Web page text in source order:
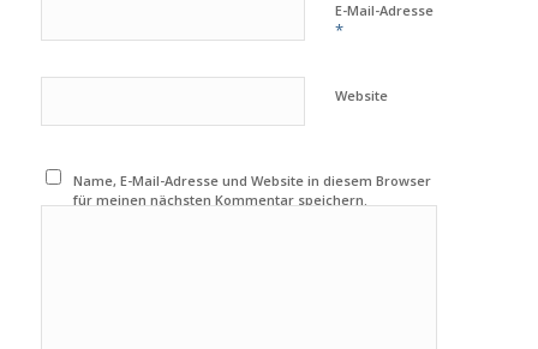
E-Mail-Adresse
*
Website
Name, E-Mail-Adresse und Website in diesem Browser
für meinen nächsten Kommentar speichern.